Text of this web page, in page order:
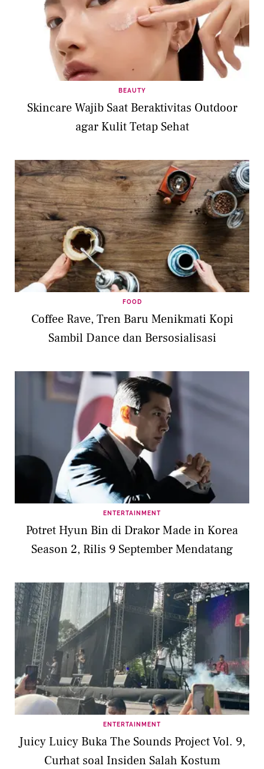
BEAUTY
Skincare Wajib Saat Beraktivitas Outdoor
agar Kulit Tetap Sehat
FOOD
Coffee Rave, Tren Baru Menikmati Kopi
Sambil Dance dan Bersosialisasi
ENTERTAINMENT
Potret Hyun Bin di Drakor Made in Korea
Season 2, Rilis 9 September Mendatang
ENTERTAINMENT
Juicy Luicy Buka The Sounds Project Vol. 9,
Curhat soal Insiden Salah Kostum